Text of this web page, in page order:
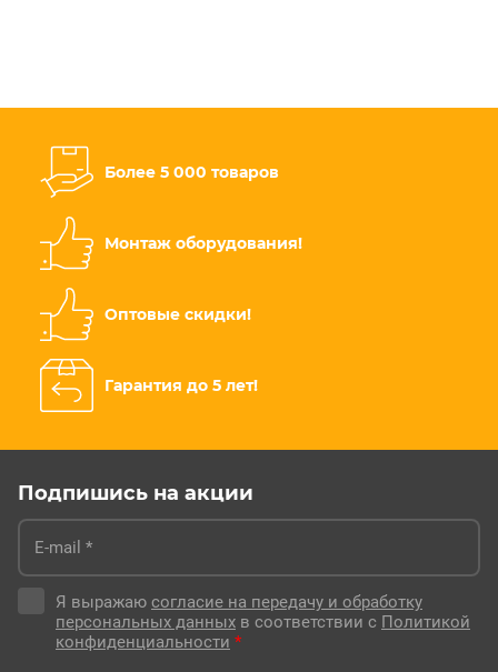
Более 5 000 товаров
Монтаж оборудования!
Оптовые скидки!
Гарантия до 5 лет!
Подпишись на акции
Я выражаю согласие на передачу и обработку
персональных данных в соответствии с Политикой
конфиденциальности *